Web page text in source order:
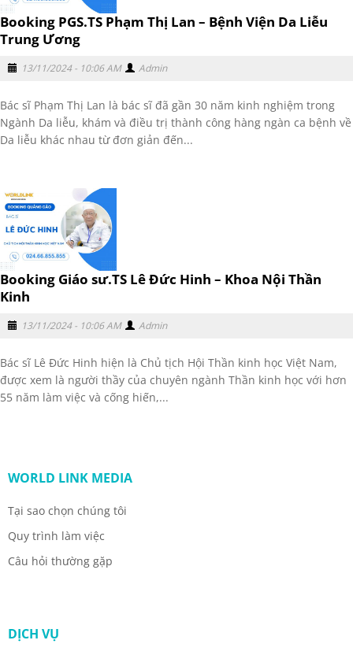
Booking PGS.TS Phạm Thị Lan – Bệnh Viện Da Liễu
Trung Ương
13/11/2024 - 10:06 AM Admin
Bác sĩ Phạm Thị Lan là bác sĩ đã gần 30 năm kinh nghiệm trong
Ngành Da liễu, khám và điều trị thành công hàng ngàn ca bệnh về
Da liễu khác nhau từ đơn giản đến...
Booking Giáo sư.TS Lê Đức Hinh – Khoa Nội Thần
Kinh
13/11/2024 - 10:06 AM Admin
Bác sĩ Lê Đức Hinh hiện là Chủ tịch Hội Thần kinh học Việt Nam,
được xem là người thầy của chuyên ngành Thần kinh học với hơn
55 năm làm việc và cống hiến,...
WORLD LINK MEDIA
Tại sao chọn chúng tôi
Quy trình làm việc
Câu hỏi thường gặp
DỊCH VỤ